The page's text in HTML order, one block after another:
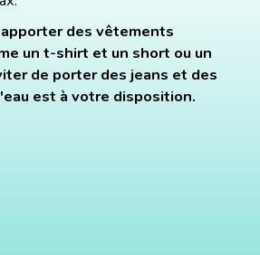
des vêtements
un t-shirt et un short ou un
de porter des jeans et des
est à votre disposition.